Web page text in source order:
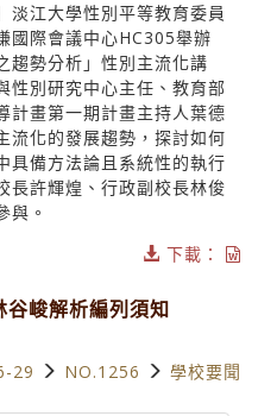
淡江大學性別平等教育委員
國際會議中心HC305舉辦
趨勢分析」性別主流化講
性別研究中心主任、教育部
計畫第一期計畫主持人葉德
流化的發展趨勢，探討如何
具備方法論且系統性的執行
長許輝煌、行政副校長林俊
與。
下載：
峻解析編列須知
29 NO.1256 學校要聞